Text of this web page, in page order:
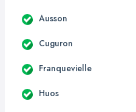
Ausson
Cuguron
Franquevielle
Huos